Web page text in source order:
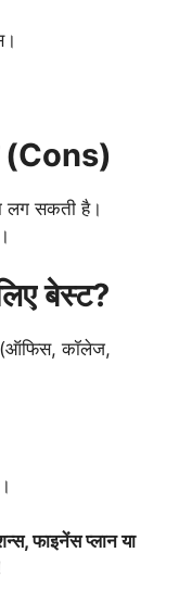
लग सकती है।
बेस्ट?
कॉलेज,
फाइनेंस प्लान या